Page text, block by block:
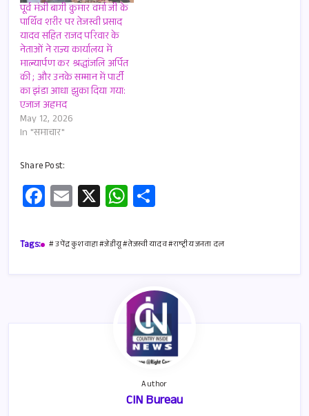
पूर्व मंत्री बागी कुमार वर्मा जी के
पार्थिव शरीर पर तेजस्वी प्रसाद
यादव सहित राजद परिवार के
नेताओं ने राज्य कार्यालय में
माल्यार्पण कर श्रद्धांजलि अर्पित
की ; और उनके सम्मान में पार्टी
का झंडा आधा झुका दिया गया:
एजाज अहमद
May 12, 2026
In "समाचार"
Share Post:
Fa
ce
b
E
m
ail
X W
h
at
A
p
p
ar
Tags: # उपेंद्र कुशवाहा #जेडीयू #तेजस्वी यादव #राष्ट्रीय जनता दल
Author
CIN Bureau